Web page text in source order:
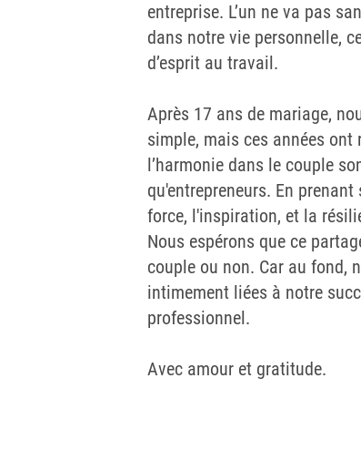
entreprise. L’un ne va pas
dans notre vie personnelle,
d’esprit au travail.
Après 17 ans de mariage,
simple, mais ces années
l’harmonie dans le couple
qu'entrepreneurs. En
force, l'inspiration, et la
Nous espérons que ce
couple ou non. Car au fond,
intimement liées à notre
professionnel.
Avec amour et gratitude.